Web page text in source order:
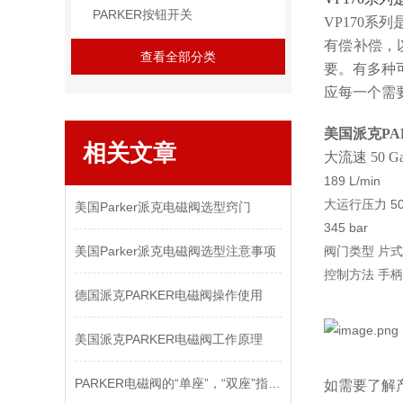
PARKER按钮开关
查看全部分类
相关文章
美国Parker派克电磁阀选型窍门
美国Parker派克电磁阀选型注意事项
德国派克PARKER电磁阀操作使用
美国派克PARKER电磁阀工作原理
VP170系列
有偿补偿，
要。有多种
应每一个需
美国派克
大流速 50
189 L/min
大运行压力
345 bar
阀门类型 片式
控制方法 手
如需要了解